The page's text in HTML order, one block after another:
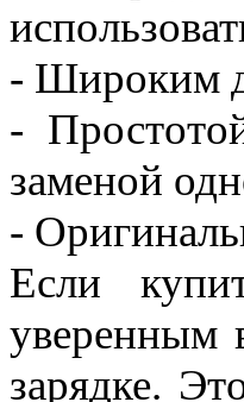
- Широким
-
заменой
-
Если
уверенным
зарядке.